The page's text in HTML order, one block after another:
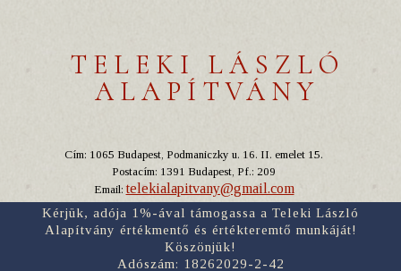
TELEKI LÁSZLÓ
ALAPÍTVÁNY
Cím: 1065 Budapest, Podmaniczky u. 16. II. emelet 15.
Postacím: 1391 Budapest, Pf.: 209
Email:telekialapitvany@gmail.com
Kérjük, adója 1%-ával támogassa a Teleki László
Alapítvány értékmentő és értékteremtő munkáját!
Köszönjük!
Adószám: 18262029-2-42